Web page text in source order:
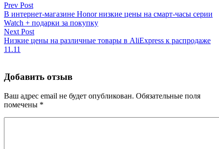
Prev Post
В интернет-магазине Honor низкие цены на смарт-часы серии
Watch + подарки за покупку
Next Post
Низкие цены на различные товары в AliExpress к распродаже
11.11
Добавить отзыв
Ваш адрес email не будет опубликован. Обязательные поля
помечены *